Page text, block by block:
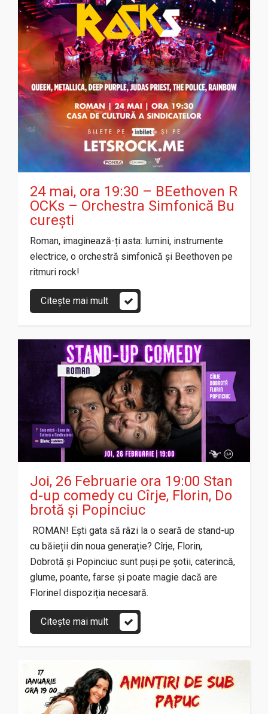
24 mai, ora 19:30 – BEethoven R
OCKs – Orchestra Simfonică Bu
curești
Roman, imaginează-ți asta: lumini, instrumente
electrice, o orchestră simfonică și Beethoven pe
ritmuri rock!
Citește mai mult
Joi, 26 Februarie ora 19:00 Stan
d-up comedy cu Cîrje, Florin, Do
brotă și Popinciuc
ROMAN! Ești gata să râzi la o seară de stand-up
cu băieții din noua generație? Cîrje, Florin,
Dobrotă și Popinciuc sunt puși pe șotii, caterincă,
glume, poante, farse și poate magie dacă are
Florinel dispoziția necesară.
Citește mai mult